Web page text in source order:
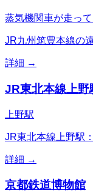
蒸気機関車が走っ
JR九州筑豊本線の
詳細 →
JR東北本線上野
上野駅
JR東北本線上野駅
詳細 →
京都鉄道博物館